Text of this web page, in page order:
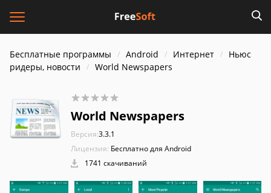
Бесплатные программы Android Интернет
Ньюс
ридеры, новости
World Newspapers
World Newspapers
Версия:3.3.1
Лицензия: Бесплатно для Android
1741 скачиваний